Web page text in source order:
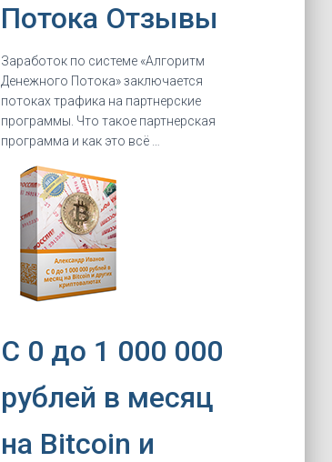
Потока Отзывы
Заработок по системе «Алгоритм
Денежного Потока» заключается
потоках трафика на партнерские
программы. Что такое партнерская
программа и как это всё …
C 0 до 1 000 000
рублей в месяц
на Bitcoin и